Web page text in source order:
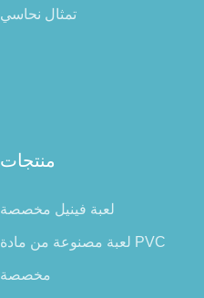
تمثال نحاسي
منتجات
لعبة فينيل مخصصة
لعبة مصنوعة من مادة PVC
مخصصة